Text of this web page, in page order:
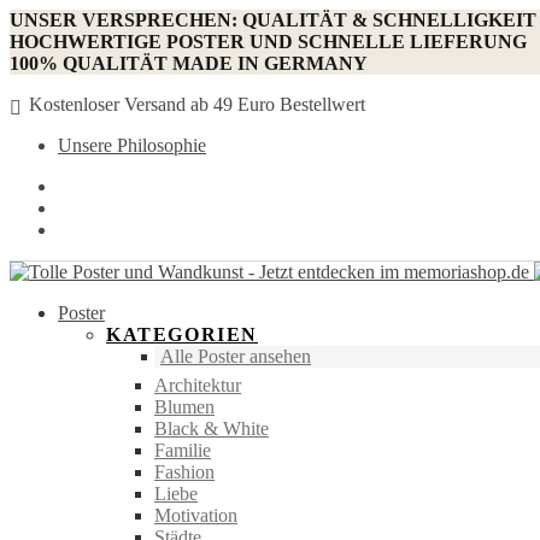
UNSER VERSPRECHEN: QUALITÄT & SCHNELLIGKEIT
HOCHWERTIGE POSTER UND SCHNELLE LIEFERUNG
100% QUALITÄT MADE IN GERMANY
Kostenloser Versand ab 49 Euro Bestellwert
Unsere Philosophie
Poster
KATEGORIEN
Alle Poster ansehen
Architektur
Blumen
Black & White
Familie
Fashion
Liebe
Motivation